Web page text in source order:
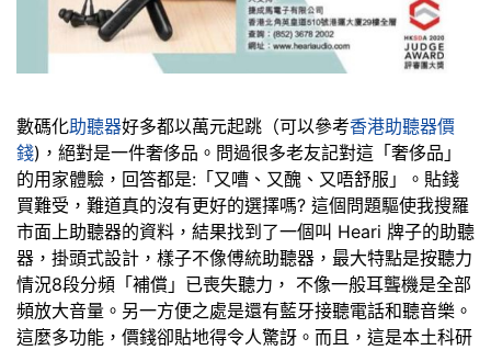
數碼化助聽器好多都以萬元起跳（可以參考香港助聽器價
錢)，絕對是一件奢侈品。問過很多老友記對這「奢侈品」
的用家體驗，回答都是:「又嘈、又醜、又唔舒服」。貼錢
買難受，難道真的沒有更好的選擇嗎? 這個問題驅使我搜羅
市面上助聽器的資料，結果找到了一個叫 Heari 牌子的助聽
器，掛頭式設計，樣子不像傅統助聽器，最大特點是按聽力
情況8段分頻「補償」已喪失聽力， 不像一般耳聾機是全部
頻放大音量。另一方便之處是還有藍牙接聽電話和聽音樂。
這麼多功能，價錢卻貼地得令人驚訝。而且，這是本土科研